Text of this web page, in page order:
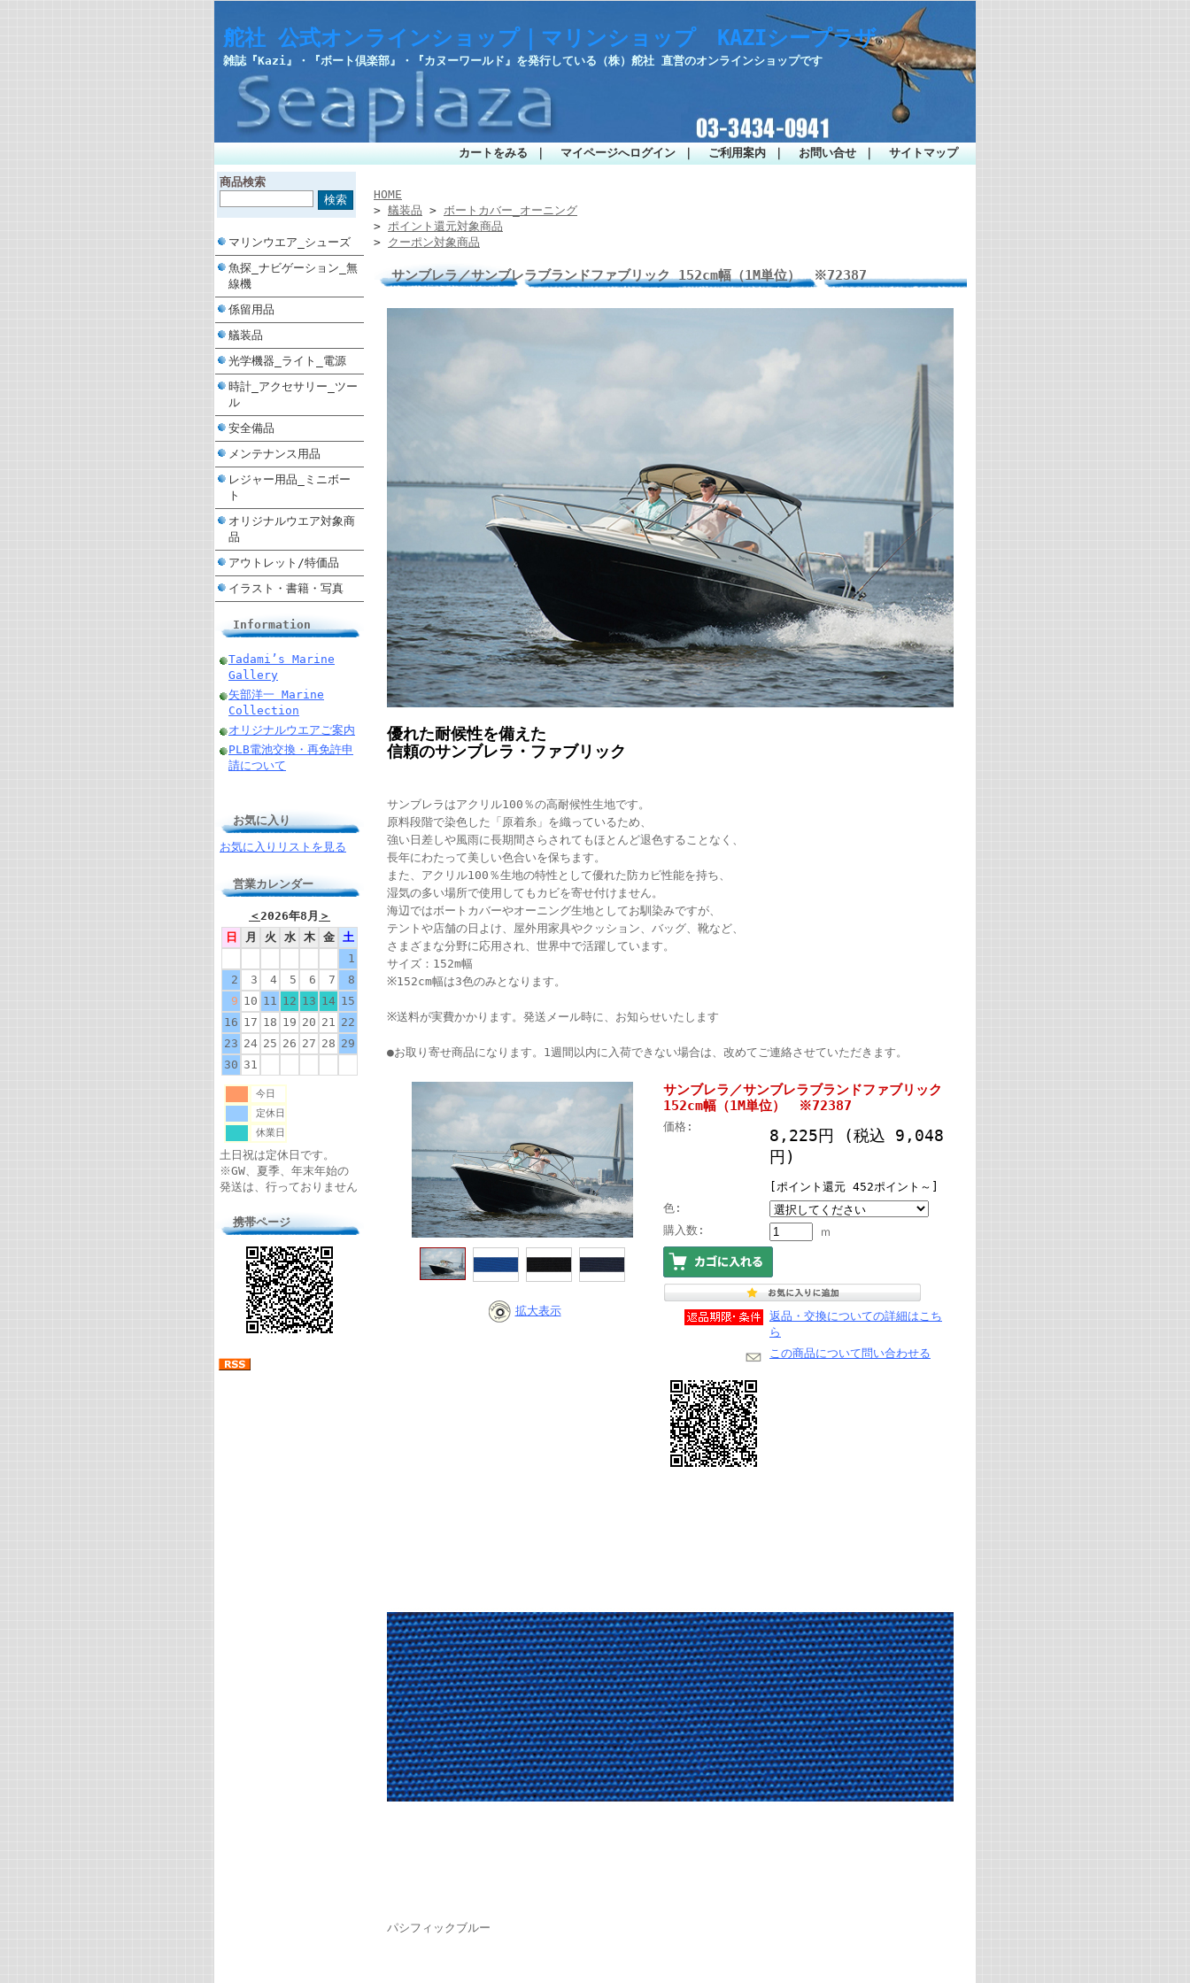
舵社 公式オンラインショップ｜マリンショップ KAZIシープラザ
雑誌『Kazi』・『ボート倶楽部』・『カヌーワールド』を発行している（株）舵社 直営のオンラインショップです
カートをみる マイページへログイン ご利用案内 お問い合せ サイトマップ
商品検索
マリンウエア_シューズ
魚探_ナビゲーション_無
線機
係留用品
艤装品
光学機器_ライト_電源
時計_アクセサリー_ツー
ル
安全備品
メンテナンス用品
レジャー用品_ミニボー
ト
オリジナルウエア対象商
品
アウトレット/特価品
イラスト・書籍・写真
Information
Tadami’s Marine
Gallery
矢部洋一 Marine
Collection
オリジナルウエアご案内
PLB電池交換・再免許申
請について
お気に入り
お気に入りリストを見る
営業カレンダー
＜2026年8月 ＞
日
月 火 水 木 金
土
1
2
3 4 5 6 7
8
9 10 11 12 13 14 15
16 17 18 19 20 21 22
23 24 25 26 27 28 29
30 31
今日
定休日
休業日
土日祝は定休日です。
※GW、夏季、年末年始の
発送は、行っておりません
携帯ページ
HOME
> 艤装品 > ボートカバー_オーニング
> ポイント還元対象商品
> クーポン対象商品
サンブレラ／サンブレラブランドファブリック 152cm幅（1M単位） ※72387
優れた耐候性を備えた
信頼のサンブレラ・ファブリック
サンブレラはアクリル100％の高耐候性生地です。
原料段階で染色した「原着糸」を織っているため、
強い日差しや風雨に長期間さらされてもほとんど退色することなく、
長年にわたって美しい色合いを保ちます。
また、アクリル100％生地の特性として優れた防カビ性能を持ち、
湿気の多い場所で使用してもカビを寄せ付けません。
海辺ではボートカバーやオーニング生地としてお馴染みですが、
テントや店舗の日よけ、屋外用家具やクッション、バッグ、靴など、
さまざまな分野に応用され、世界中で活躍しています。
サイズ：152m幅
※152cm幅は3色のみとなります。
※送料が実費かかります。発送メール時に、お知らせいたします
●お取り寄せ商品になります。1週間以内に入荷できない場合は、改めてご連絡させていただきます。
拡大表示
サンブレラ／サンブレラブランドファブリック
152cm幅（1M単位） ※72387
価格: 8,225円 (税込 9,048
円)
[ポイント還元 452ポイント～]
色:
購入数:
ｍ
返品・交換についての詳細はこち
ら
この商品について問い合わせる
パシフィックブルー